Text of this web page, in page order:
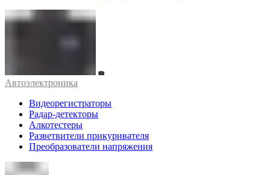
Автоэлектроника
Видеорегистраторы
Радар-детекторы
Алкотестеры
Разветвители прикуривателя
Преобразователи напряжения